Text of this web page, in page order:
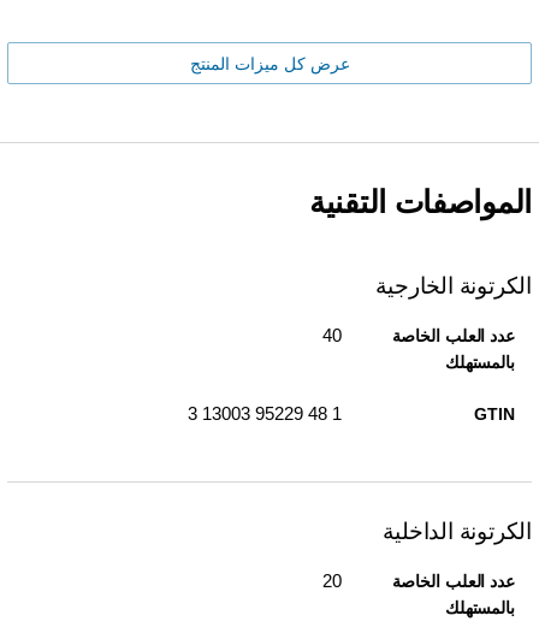
عرض كل ميزات المنتج
المواصفات التقنية
الكرتونة الخارجية
عدد العلب الخاصة
بالمستهلك
40
GTIN
1 48 95229 13003 3
الكرتونة الداخلية
عدد العلب الخاصة
بالمستهلك
20